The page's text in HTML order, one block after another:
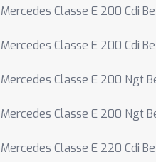
Mercedes Classe E 200 Cdi
Mercedes Classe E 200 Cdi
Mercedes Classe E 200 Ngt
Mercedes Classe E 200 Ngt
Mercedes Classe E 220 Cdi